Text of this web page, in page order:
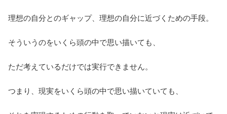
理想の自分とのギャップ、理想の自分に近づくための手段。
そういうのをいくら頭の中で思い描いても、
ただ考えているだけでは実行できません。
つまり、現実をいくら頭の中で思い描いていても、